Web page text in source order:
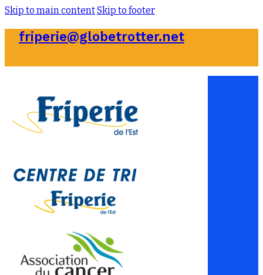
Skip to main contentSkip to footer
friperie@globetrotter.net